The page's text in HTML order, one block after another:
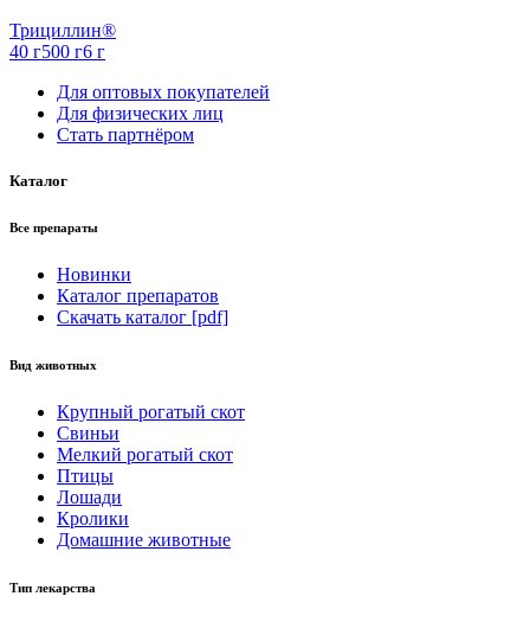
Трициллин®
40 г500 г6 г
Для оптовых покупателей
Для физических лиц
Стать партнёром
Каталог
Все препараты
Новинки
Каталог препаратов
Скачать каталог [pdf]
Вид животных
Крупный рогатый скот
Свиньи
Мелкий рогатый скот
Птицы
Лошади
Кролики
Домашние животные
Тип лекарства